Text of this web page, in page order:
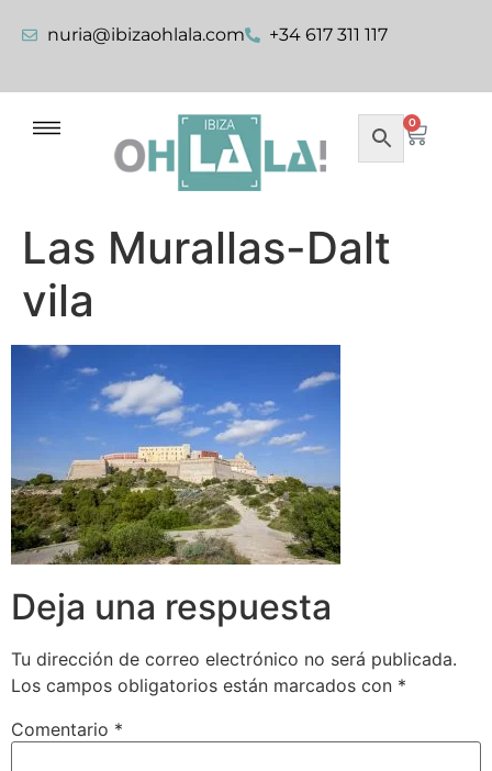
nuria@ibizaohlala.com +34 617 311 117
0
Las Murallas-Dalt
vila
Deja una respuesta
Tu dirección de correo electrónico no será publicada.
Los campos obligatorios están marcados con *
Comentario *